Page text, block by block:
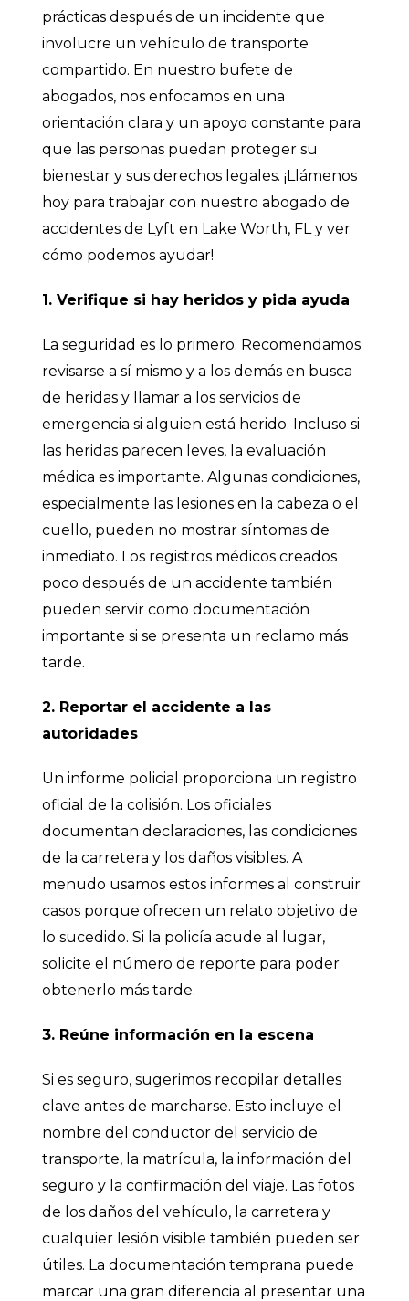
prácticas después de un incidente que
involucre un vehículo de transporte
compartido. En nuestro bufete de
abogados, nos enfocamos en una
orientación clara y un apoyo constante para
que las personas puedan proteger su
bienestar y sus derechos legales. ¡Llámenos
hoy para trabajar con nuestro abogado de
accidentes de Lyft en Lake Worth, FL y ver
cómo podemos ayudar!
1. Verifique si hay heridos y pida ayuda
La seguridad es lo primero. Recomendamos
revisarse a sí mismo y a los demás en busca
de heridas y llamar a los servicios de
emergencia si alguien está herido. Incluso si
las heridas parecen leves, la evaluación
médica es importante. Algunas condiciones,
especialmente las lesiones en la cabeza o el
cuello, pueden no mostrar síntomas de
inmediato. Los registros médicos creados
poco después de un accidente también
pueden servir como documentación
importante si se presenta un reclamo más
tarde.
2. Reportar el accidente a las
autoridades
Un informe policial proporciona un registro
oficial de la colisión. Los oficiales
documentan declaraciones, las condiciones
de la carretera y los daños visibles. A
menudo usamos estos informes al construir
casos porque ofrecen un relato objetivo de
lo sucedido. Si la policía acude al lugar,
solicite el número de reporte para poder
obtenerlo más tarde.
3. Reúne información en la escena
Si es seguro, sugerimos recopilar detalles
clave antes de marcharse. Esto incluye el
nombre del conductor del servicio de
transporte, la matrícula, la información del
seguro y la confirmación del viaje. Las fotos
de los daños del vehículo, la carretera y
cualquier lesión visible también pueden ser
útiles. La documentación temprana puede
marcar una gran diferencia al presentar una